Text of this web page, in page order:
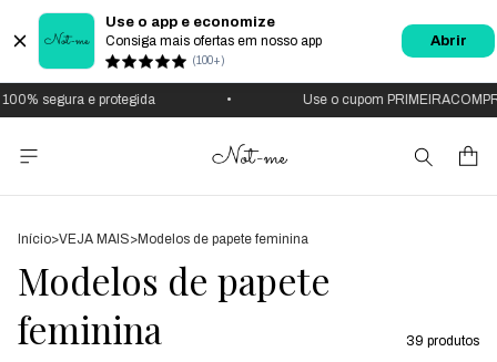
Use o app e economize
Consiga mais ofertas em nosso app
(100+)
Abrir
segura e protegida Use o cupom PRIMEIRACOMPRA
Início>VEJA MAIS>Modelos de papete feminina
Modelos de papete
feminina
39 produtos